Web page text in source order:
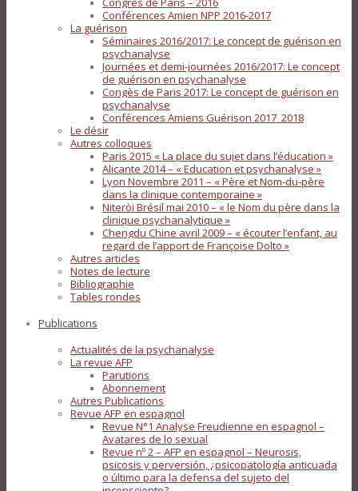
Conférences Amien NPP 2016-2017
La guérison
Séminaires 2016/2017: Le concept de guérison en
psychanalyse
Journées et demi-journées 2016/2017: Le concept
de guérison en psychanalyse
Congès de Paris 2017: Le concept de guérison en
psychanalyse
Conférences Amiens Guérison 2017_2018
Le désir
Autres colloques
Paris 2015 « La place du sujet dans l’éducation »
Alicante 2014 – « Education et psychanalyse »
Lyon Novembre 2011 – « Père et Nom-du-père
dans la clinique contemporaine »
Niteròi Brésil mai 2010 – « le Nom du père dans la
clinique psychanalytique »
Chengdu Chine avril 2009 – « écouter l’enfant, au
regard de l’apport de Françoise Dolto »
Autres articles
Notes de lecture
Bibliographie
Tables rondes
Publications
Actualités de la psychanalyse
La revue AFP
Parutions
Abonnement
Autres Publications
Revue AFP en espagnol
Revue N°1 Analyse Freudienne en espagnol –
Avatares de lo sexual
Revue nº 2 – AFP en espagnol – Neurosis,
psicosis y perversión, ¿psicopatología anticuada
o último para la defensa del sujeto del